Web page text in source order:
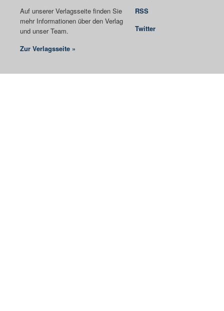
Auf unserer Verlagsseite finden Sie
mehr Informationen über den Verlag
und unser Team.
Zur Verlagsseite »
RSS
Twitter